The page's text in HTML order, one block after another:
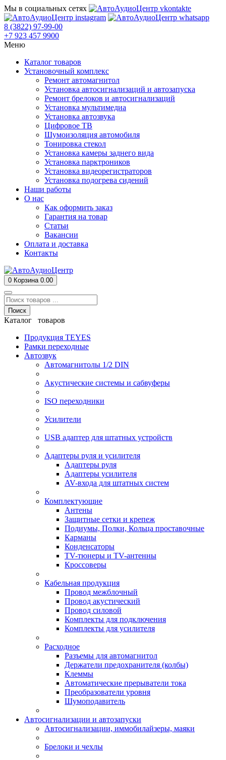
Мы в социальных сетях
8 (3822) 97-99-00
+7 923 457 9900
Меню
Каталог товаров
Установочный комплекс
Ремонт автомагнитол
Установка автосигнализаций и автозапуска
Ремонт брелоков и автосигнализаций
Установка мультимедиа
Установка автозвука
Цифровое ТВ
Шумоизоляция автомобиля
Тонировка стекол
Установка камеры заднего вида
Установка парктроников
Установка видеорегистраторов
Установка подогрева сидений
Наши работы
О нас
Как оформить заказ
Гарантия на товар
Статьи
Вакансии
Оплата и доставка
Контакты
0 Корзина 0.00
Поиск
Каталог товаров
Продукция TEYES
Рамки переходные
Автозвук
Автомагнитолы 1/2 DIN
Акустические системы и сабвуферы
ISO переходники
Усилители
USB адаптер для штатных устройств
Адаптеры руля и усилителя
Адаптеры руля
Адаптеры усилителя
AV-входа для штатных систем
Комплектующие
Антены
Защитные сетки и крепеж
Подиумы, Полки, Кольца проставочные
Карманы
Конденсаторы
TV-тюнеры и TV-антенны
Кроссоверы
Кабельная продукция
Провод межблочный
Провод акустический
Провод силовой
Комплекты для подключения
Комплекты для усилителя
Расходное
Разъемы для автомагнитол
Держатели предохранителя (колбы)
Клеммы
Автоматические прерыватели тока
Преобразователи уровня
Шумоподавитель
Автосигнализации и автозапуски
Автосигнализации, иммобилайзеры, маяки
Брелоки и чехлы